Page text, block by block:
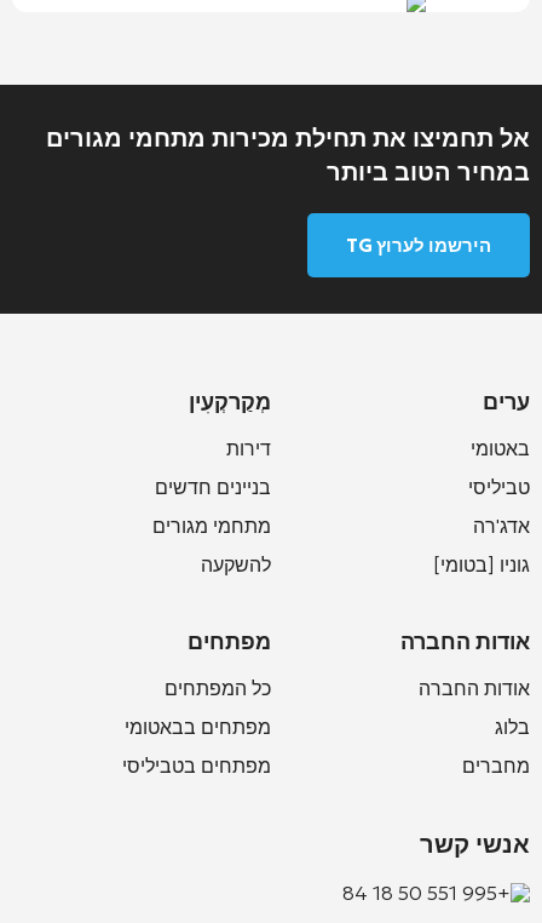
אל תחמיצו את תחילת מכירות מתחמי מגורים
במחיר הטוב ביותר
הירשמו לערוץ TG
ערים
באטומי
טביליסי
אדג'רה
גוניו [בטומי]
אודות החברה
אודות החברה
בלוג
מחברים
מְקַרקְעִין
דירות
בניינים חדשים
מתחמי מגורים
להשקעה
מפתחים
כל המפתחים
מפתחים בבאטומי
מפתחים בטביליסי
אנשי קשר
+995 551 50 18 84